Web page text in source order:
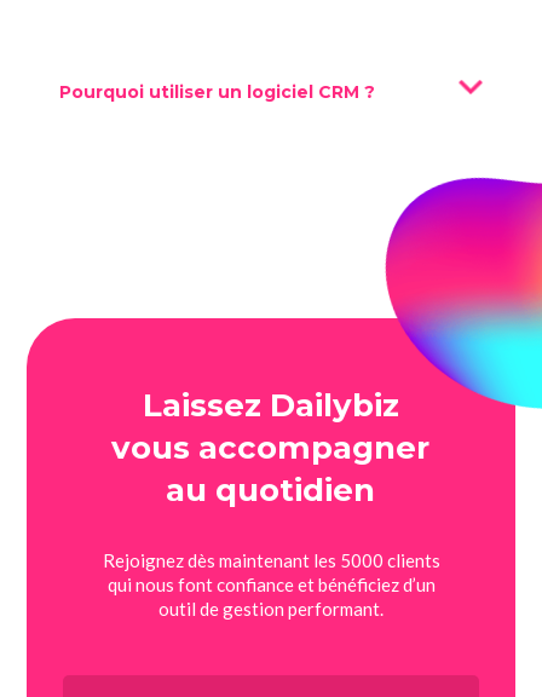
Pourquoi utiliser un logiciel CRM ?
Laissez Dailybiz
vous accompagner
au quotidien
Rejoignez dès maintenant les 5000 clients
qui nous font confiance et bénéficiez d’un
outil de gestion performant.